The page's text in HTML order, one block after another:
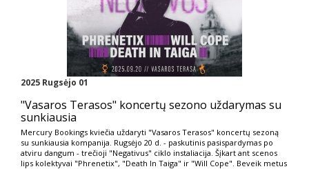
2025 Rugsėjo 01
"Vasaros Terasos" koncertų sezono uždarymas su
sunkiausia
Mercury Bookings kviečia uždaryti "Vasaros Terasos" koncertų sezoną
su sunkiausia kompanija. Rugsėjo 20 d. - paskutinis pasispardymas po
atviru dangum - trečioji "Negativus" ciklo instaliacija. Šįkart ant scenos
lips kolektyvai "Phrenetix", "Death In Taiga" ir "Will Cope". Beveik metus